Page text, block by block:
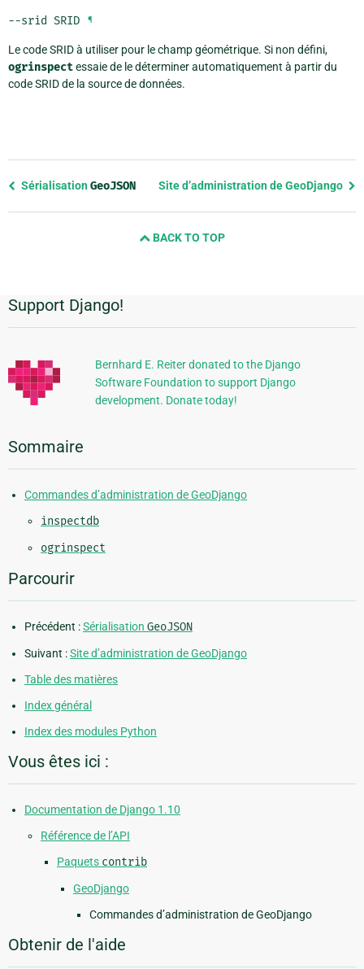
--srid SRID ¶
Le code SRID à utiliser pour le champ géométrique. Si non défini,
ogrinspectessaie de le déterminer automatiquement à partir du
code SRID de la source de données.
Previous
SérialisationGeoJSON Site d’administration de GeoDjango
BACK TO TOP
Informations
supplémentaires
Support Django!
Bernhard E. Reiter donated to the Django
Software Foundation to support Django
development. Donate today!
Sommaire
Commandes d’administration de GeoDjango
inspectdb
ogrinspect
Parcourir
Précédent :Sérialisation GeoJSON
Suivant :Site d’administration de GeoDjango
Table des matières
Index général
Index des modules Python
Vous êtes ici :
Documentation de Django 1.10
Référence de l’API
Paquets contrib
GeoDjango
Commandes d’administration de GeoDjango
Obtenir de l'aide